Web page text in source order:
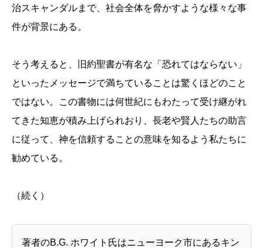
治スキャンダルまで、社会全体を脅かすような様々な事
件が背景にある。
そう考えると、旧約聖書が有名な「恐れてはならない」
といったメッセージで満ちていることは驚くほどのこと
ではない。この書物には何世紀にもわたって受け継がれ
てきた知恵が積み上げられおり、長老や賢人たちの助言
に従って、神を信頼することの意味を知るよう私たちに
勧めている。
（続く）
著者のB.G. ホワイト氏はニューヨーク市にあるキン